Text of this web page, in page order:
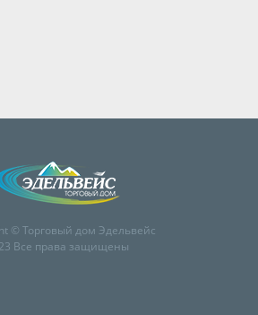
© Торговый дом Эдельвейс
Все права защищены